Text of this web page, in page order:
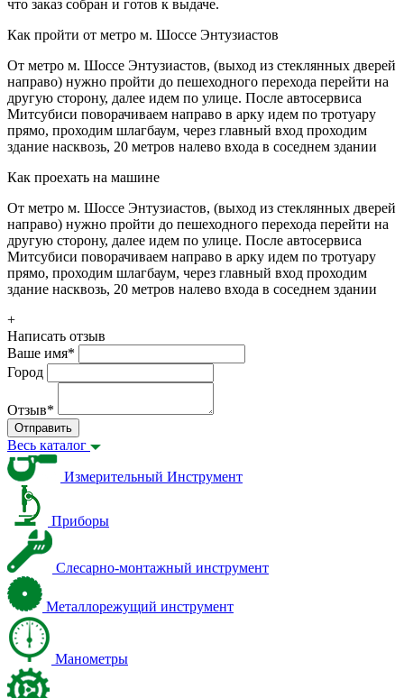
что заказ собран и готов к выдаче.
Как пройти от метро м. Шоссе Энтузиастов
От метро м. Шоссе Энтузиастов, (выход из стеклянных дверей
направо) нужно пройти до пешеходного перехода перейти на
другую сторону, далее идем по улице. После автосервиса
Митсубиси поворачиваем направо в арку идем по тротуару
прямо, проходим шлагбаум, через главный вход проходим
здание насквозь, 20 метров налево входа в соседнем здании
Как проехать на машине
От метро м. Шоссе Энтузиастов, (выход из стеклянных дверей
направо) нужно пройти до пешеходного перехода перейти на
другую сторону, далее идем по улице. После автосервиса
Митсубиси поворачиваем направо в арку идем по тротуару
прямо, проходим шлагбаум, через главный вход проходим
здание насквозь, 20 метров налево входа в соседнем здании
+
Написать отзыв
Ваше имя*
Город
Отзыв*
Отправить
Весь каталог
Измерительный Инструмент
Приборы
Слесарно-монтажный инструмент
Металлорежущий инструмент
Манометры